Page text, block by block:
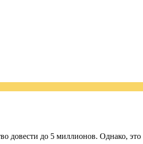
довести до 5 миллионов. Однако, это